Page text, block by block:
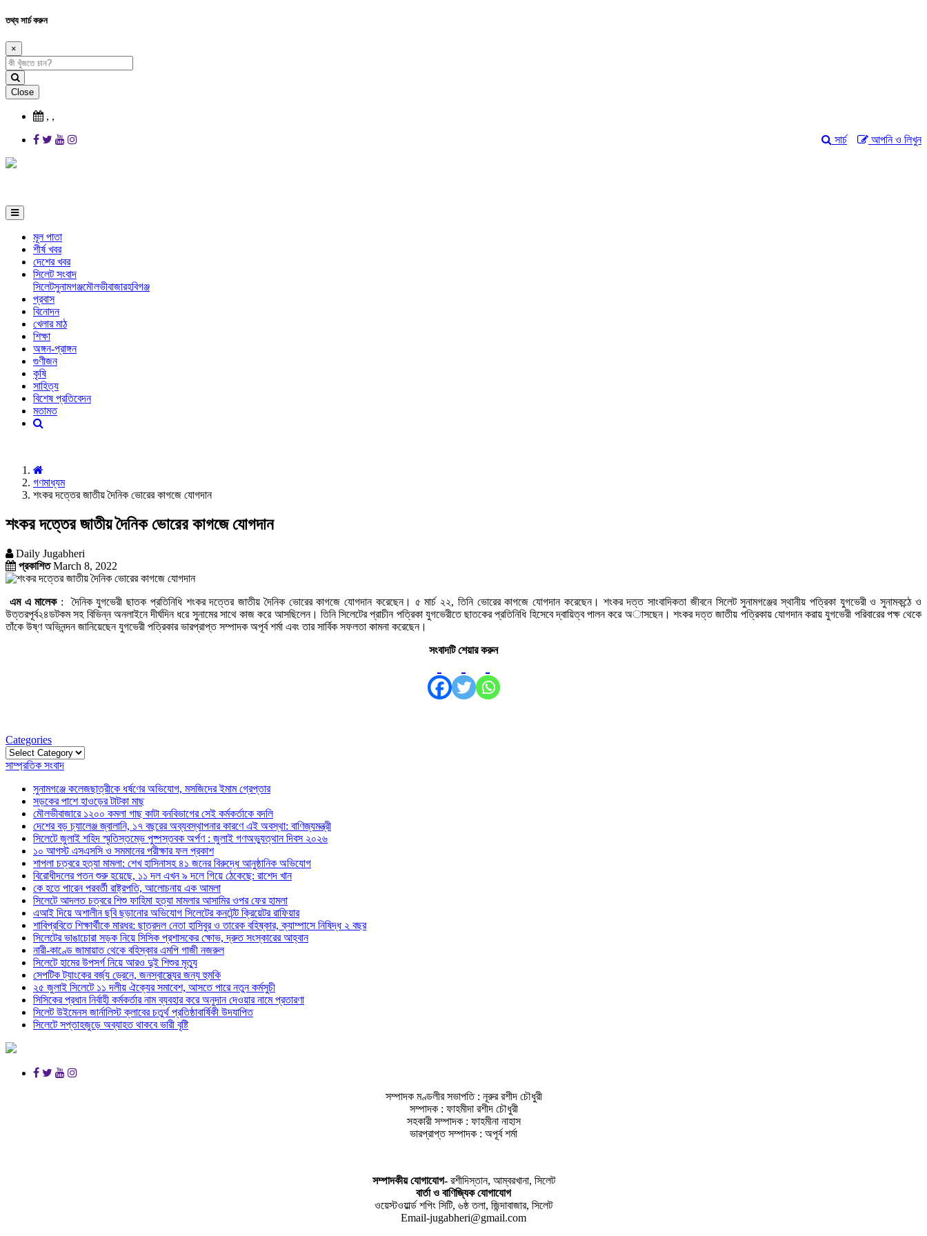
তথ্য সার্চ করুন
×
Close
, ,
আপনি ও লিখুন
সার্চ
মূল পাতা
শীর্ষ খবর
দেশের খবর
সিলেট সংবাদ
সিলেটসুনামগঞ্জমৌলভীবাজারহবিগঞ্জ
প্রবাস
বিনোদন
খেলার মাঠ
শিক্ষা
অঙ্গন-প্রাঙ্গন
গুণীজন
কৃষি
সাহিত্য
বিশেষ প্রতিবেদন
মতামত
গণমাধ্যম
শংকর দত্তের জাতীয় দৈনিক ভোরের কাগজে যোগদান
শংকর দত্তের জাতীয় দৈনিক ভোরের কাগজে যোগদান
Daily Jugabheri
প্রকাশিতMarch 8, 2022
এম এ মালেক: দৈনিক যুগভেরী ছাতক প্রতিনিধি শংকর দত্তের জাতীয় দৈনিক ভোরের কাগজে যোগদান করেছেন। ৫ মার্চ ২২, তিনি ভোরের কাগজে যোগদান করেছেন। শংকর দত্ত সাংবাদিকতা জীবনে সিলেট সুনামগঞ্জের স্থানীয় পত্রিকা যুগভেরী ও সুনামকন্ঠে ও
উত্তরপূর্ব২৪ডটকম সহ বিভিন্ন অনলাইনে দীর্ঘদিন ধরে সুনামের সাথে কাজ করে আসছিলেন। তিনি সিলেটের প্রাচীন পত্রিকা যুগভেরীতে ছাতকের প্রতিনিধি হিসেবে দ্বায়িত্ব পালন করে অাসছেন। শংকর দত্ত জাতীয় পত্রিকায় যোগদান করায় যুগভেরী পরিবারের পক্ষ থেকে
তাঁকে উষ্ণ অভিনন্দন জানিয়েছেন যুগভেরী পত্রিকার ভারপ্রাপ্ত সম্পাদক অপূর্ব শর্মা এবং তার সার্বিক সফলতা কামনা করেছেন।
সংবাদটি শেয়ার করুন
Categories
Categories
সাম্প্রতিক সংবাদ
সুনামগঞ্জে কলেজছাত্রীকে ধর্ষণের অভিযোগ, মসজিদের ইমাম গ্রেপ্তার
সড়কের পাশে হাওড়ের টাটকা মাছ
মৌলভীবাজারে ১২০০ কমলা গাছ কাটা বনবিভাগের সেই কর্মকর্তাকে বদলি
দেশের বড় চ্যালেঞ্জ জ্বালানি, ১৭ বছরের অব্যবস্থাপনার কারণে এই অবস্থা: বাণিজ্যমন্ত্রী
সিলেটে জুলাই শহিদ স্মৃতিস্তম্ভে পুষ্পস্তবক অর্পণ : জুলাই গণঅভ্যুত্থান দিবস ২০২৬
১০ আগস্ট এসএসসি ও সমমানের পরীক্ষার ফল প্রকাশ
শাপলা চত্বরে হত্যা মামলা: শেখ হাসিনাসহ ৪১ জনের বিরুদ্ধে আনুষ্ঠানিক অভিযোগ
বিরোধীদলের পতন শুরু হয়েছে, ১১ দল এখন ৯ দলে গিয়ে ঠেকেছে: রাশেদ খান
কে হতে পারেন পরবর্তী রাষ্ট্রপতি, আলোচনায় এক আমলা
সিলেটে আদলত চত্বরে শিশু ফাহিমা হত্যা মামলার আসামির ওপর ফের হামলা
এআই দিয়ে অশালীন ছবি ছড়ানোর অভিযোগ সিলেটের কনটেন্ট ক্রিয়েটর রাফিয়ার
শাবিপ্রবিতে শিক্ষার্থীকে মারধর: ছাত্রদল নেতা হাসিবুর ও তারেক বহিষ্কার, ক্যাম্পাসে নিষিদ্ধ ২ বছর
সিলেটের ভাঙাচোরা সড়ক নিয়ে সিসিক প্রশাসকের ক্ষোভ, দ্রুত সংস্কারের আহ্বান
নারী-কাণ্ডে জামায়াত থেকে বহিস্কার এমপি গাজী নজরুল
সিলেটে হামের উপসর্গ নিয়ে আরও দুই শিশুর মৃত্যু
সেপটিক ট্যাংকের বর্জ্য ড্রেনে, জনস্বাস্থ্যের জন্য হুমকি
২৫ জুলাই সিলেটে ১১ দলীয় ঐক্যের সমাবেশ, আসতে পারে নতুন কর্মসুচী
সিসিকের প্রধান নির্বাহী কর্মকর্তার নাম ব্যবহার করে অনুদান দেওয়ার নামে প্রতারণা
সিলেট উইমেনস জার্নালিস্ট ক্লাবের চতুর্থ প্রতিষ্ঠাবার্ষিকী উদযাপিত
সিলেটে সপ্তাহজুড়ে অব্যাহত থাকবে ভারী বৃষ্টি
সম্পাদক মণ্ডলীর সভাপতি : নূরুর রশীদ চৌধুরী
সম্পাদক : ফাহমীদা রশীদ চৌধুরী
সহকারী সম্পাদক : ফাহমীনা নাহাস
ভারপ্রাপ্ত সম্পাদক : অপূর্ব শর্মা
সম্পাদকীয় যােগাযোগ-রশীদিস্তান, আম্বরখানা, সিলেট
বার্তা ও বাণিজ্যিক যোগাযােগ
ওয়েস্টওয়ার্ল্ড শপিং সিটি, ৬ষ্ঠ তলা, জিন্দাবাজার, সিলেট
Email-jugabheri@gmail.com